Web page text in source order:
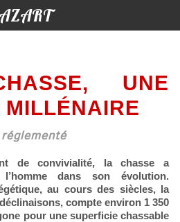
AZART
UNE
de convivialité, la chasse a
l’homme dans son évolution.
au cours des siècles, la
compte environ 1 350
pour une superficie chassable